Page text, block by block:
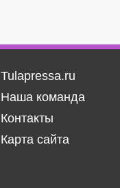
Tulapressa.ru
Наша команда
Контакты
Карта сайта